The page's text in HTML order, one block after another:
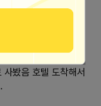
메종마르....
나롯데신라 둘 다 없
봤음 호텔 도착해서